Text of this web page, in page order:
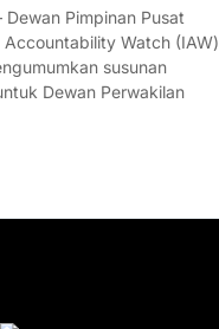
Dewan Pimpinan Pusat
Accountability Watch (IAW)
susunan
Dewan Perwakilan